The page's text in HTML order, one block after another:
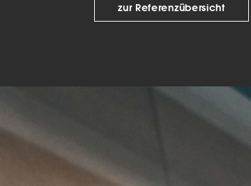
zur Referenzübersicht